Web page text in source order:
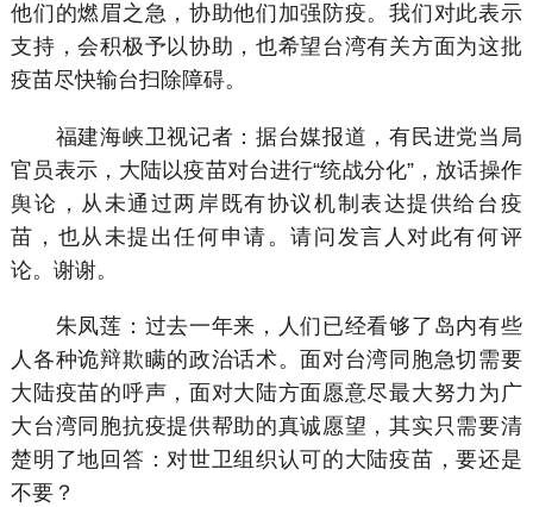
他们的燃眉之急，协助他们加强防疫。我们对此表示
支持，会积极予以协助，也希望台湾有关方面为这批
疫苗尽快输台扫除障碍。
福建海峡卫视记者：据台媒报道，有民进党当局
官员表示，大陆以疫苗对台进行“统战分化”，放话操作
舆论，从未通过两岸既有协议机制表达提供给台疫
苗，也从未提出任何申请。请问发言人对此有何评
论。谢谢。
朱凤莲：过去一年来，人们已经看够了岛内有些
人各种诡辩欺瞒的政治话术。面对台湾同胞急切需要
大陆疫苗的呼声，面对大陆方面愿意尽最大努力为广
大台湾同胞抗疫提供帮助的真诚愿望，其实只需要清
楚明了地回答：对世卫组织认可的大陆疫苗，要还是
不要？